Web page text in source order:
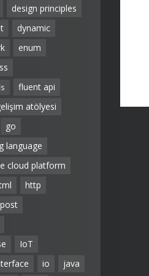
design principles
dynamic
enum
fluent api
atölyesi
go
language
cloud platform
http
IoT
io
java